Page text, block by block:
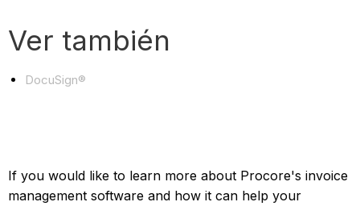
Ver también
DocuSign®
If you would like to learn more about Procore's invoice
management software and how it can help your